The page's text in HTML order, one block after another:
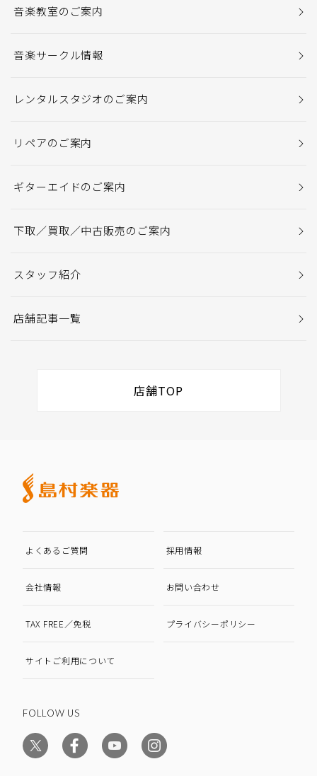
音楽教室のご案内
音楽サークル情報
レンタルスタジオのご案内
リペアのご案内
ギターエイドのご案内
下取／買取／中古販売のご案内
スタッフ紹介
店舗記事一覧
店舗TOP
よくあるご質問 採用情報
会社情報 お問い合わせ
TAX FREE／免税 プライバシーポリシー
サイトご利用について
FOLLOW US